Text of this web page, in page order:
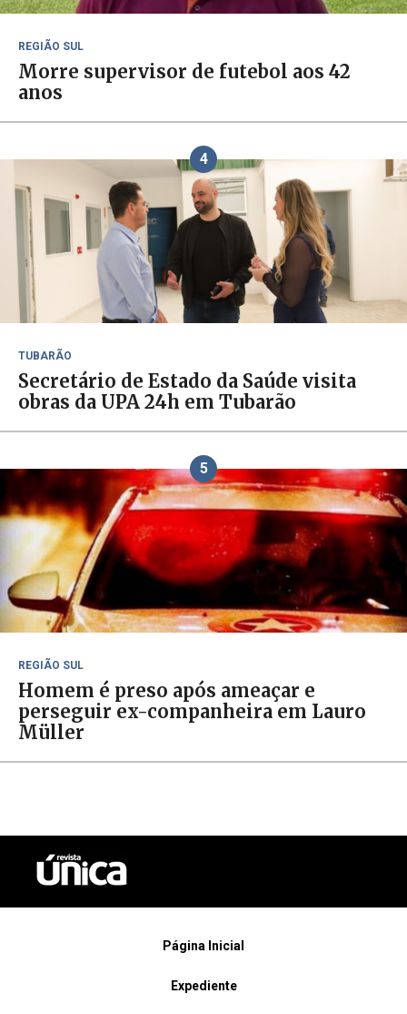
REGIÃO SUL
Morre supervisor de futebol aos 42
anos
4
TUBARÃO
Secretário de Estado da Saúde visita
obras da UPA 24h em Tubarão
5
REGIÃO SUL
Homem é preso após ameaçar e
perseguir ex-companheira em Lauro
Müller
Página Inicial
Expediente